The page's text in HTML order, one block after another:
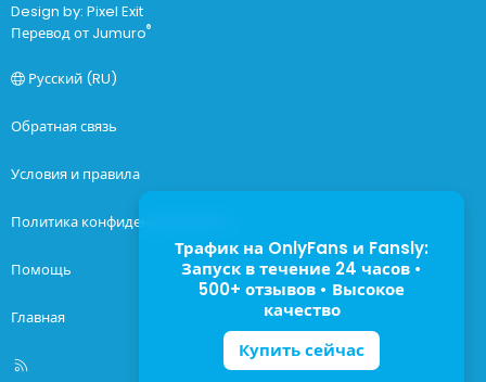
Design by: Pixel Exit
Перевод от Jumuro®
Русский (RU)
Обратная связь
Условия и правила
Политика конфиденциальности
Помощь
Главная
R
Трафик на OnlyFans и Fansly:
Запуск в течение 24 часов •
500+ отзывов • Высокое
качество
Купить сейчас